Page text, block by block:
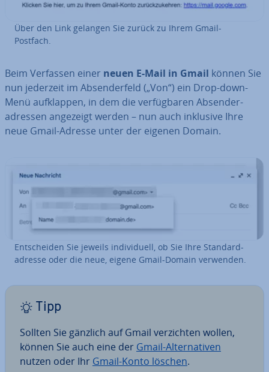
Über den Link gelangen Sie zurück zu Ihrem Gmail-
Postfach.
Beim Verfassen einer neuen E-Mail in Gmail können Sie
nun jederzeit im Ab­sen­der­feld („Von“) ein Drop-down-
Menü auf­klap­pen, in dem die ver­füg­ba­ren Ab­sen­der­
adres­sen angezeigt werden – nun auch inklusive Ihre
neue Gmail-Adresse unter der eigenen Domain.
Ent­schei­den Sie jeweils in­di­vi­du­ell, ob Sie Ihre Stan­dard­
adres­se oder die neue, eigene Gmail-Domain verwenden.
Tipp
Sollten Sie gänzlich auf Gmail ver­zich­ten wollen,
können Sie auch eine der Gmail-Al­ter­na­ti­ven
nutzen oder Ihr Gmail-Konto löschen.